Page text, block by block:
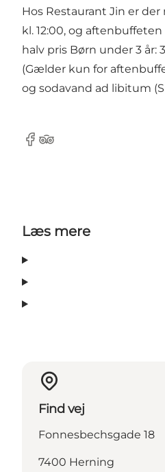
Hos Restaurant Jin er
kl. 12:00, og aftenbuffeten
halv pris Børn under 3 år:
(Gælder kun for
og sodavand ad libitum
Facebook
Tripadvisor
Læs mere
Find vej
Fonnesbechsgade 18
7400 Herning